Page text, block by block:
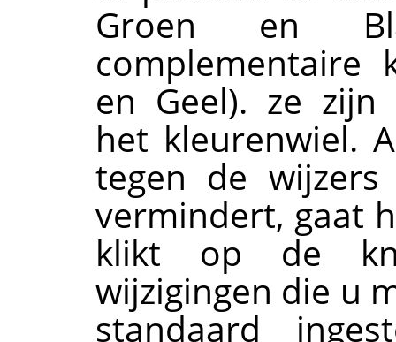
Groen en
complementaire
en Geel). ze zijn
het kleurenwiel.
tegen de
vermindert, gaat
klikt op de
wijzigingen die u
standaard